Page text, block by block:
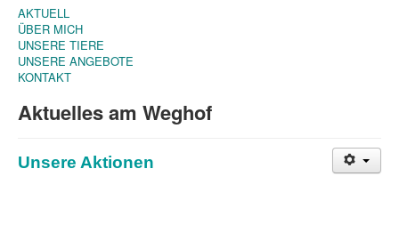
AKTUELL
ÜBER MICH
UNSERE TIERE
UNSERE ANGEBOTE
KONTAKT
Aktuelles am Weghof
Unsere Aktionen